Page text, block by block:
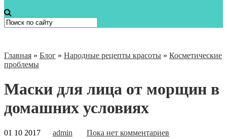
Главная » Блог » Народные рецепты красоты » Косметические
проблемы
Маски для лица от морщин в
домашних условиях
01 10 2017 admin
Пока нет комментариев